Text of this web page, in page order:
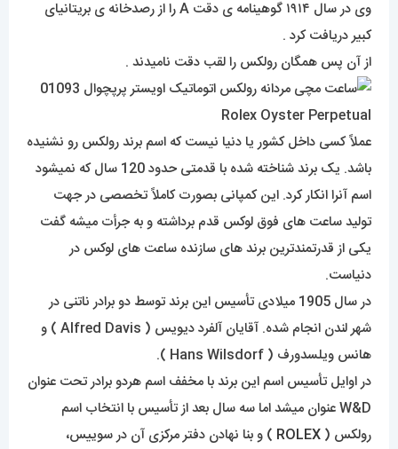
وی در سال ۱۹۱۴ گوهینامه ی دقت A را از رصدخانه ی بریتانیای
کبیر دریافت کرد .
از آن پس همگان رولکس را لقب دقت نامیدند .
عملاً کسی داخل کشور یا دنیا نیست که اسم برند رولکس رو نشنیده
باشد. یک برند شناخته شده با قدمتی حدود 120 سال که نمیشود
اسم آنرا انکار کرد. این کمپانی بصورت کاملاً تخصصی در جهت
تولید ساعت های فوق لوکس قدم برداشته و به جرأت میشه گفت
یکی از قدرتمندترین برند های سازنده ساعت های لوکس در
دنیاست.
در سال 1905 میلادی تأسیس این برند توسط دو برادر ناتنی در
شهر لندن انجام شده. آقایان آلفرد دیویس ( Alfred Davis ) و
هانس ویلسدورف ( Hans Wilsdorf ).
در اوایل تأسیس اسم این برند با مخفف اسم هردو برادر تحت عنوان
W&D عنوان میشد اما سه سال بعد از تأسیس با انتخاب اسم
رولکس ( ROLEX ) و بنا نهادن دفتر مرکزی آن در سوییس،